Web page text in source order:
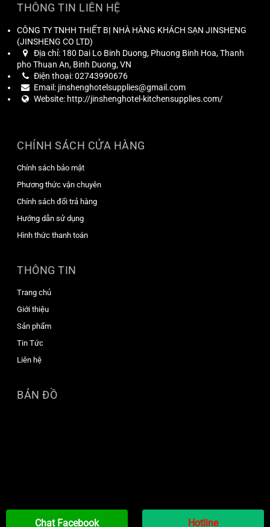
THÔNG TIN LIÊN HỆ
CÔNG TY TNHH THIẾT BỊ NHÀ HÀNG KHÁCH SẠN JINSHENG
(JINSHENG CO LTD)
Địa chỉ: 180 Dai Lo Binh Duong, Phuong Binh Hoa, Thanh
pho Thuan An, Binh Duong, VN
Điện thoại:02743990676
Email: jinshenghotelsupplies@gmail.com
Website: http://jinshenghotel-kitchensupplies.com/
CHÍNH SÁCH CỬA HÀNG
Chính sách bảo mật
Phương thức vận chuyên
Chính sách đổi trả hàng
Hướng dẫn sử dụng
Hình thức thanh toán
THÔNG TIN
Trang chủ
Giới thiệu
Sản phẩm
Tin Tức
Liên hệ
BẢN ĐỒ
Chat Facebook Hotline